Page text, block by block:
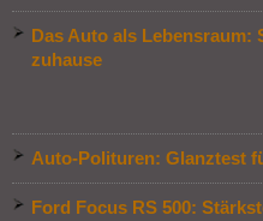
Das Auto als Lebensraum:
zuhause
Auto-Polituren: Glanztest
Ford Focus RS 500: